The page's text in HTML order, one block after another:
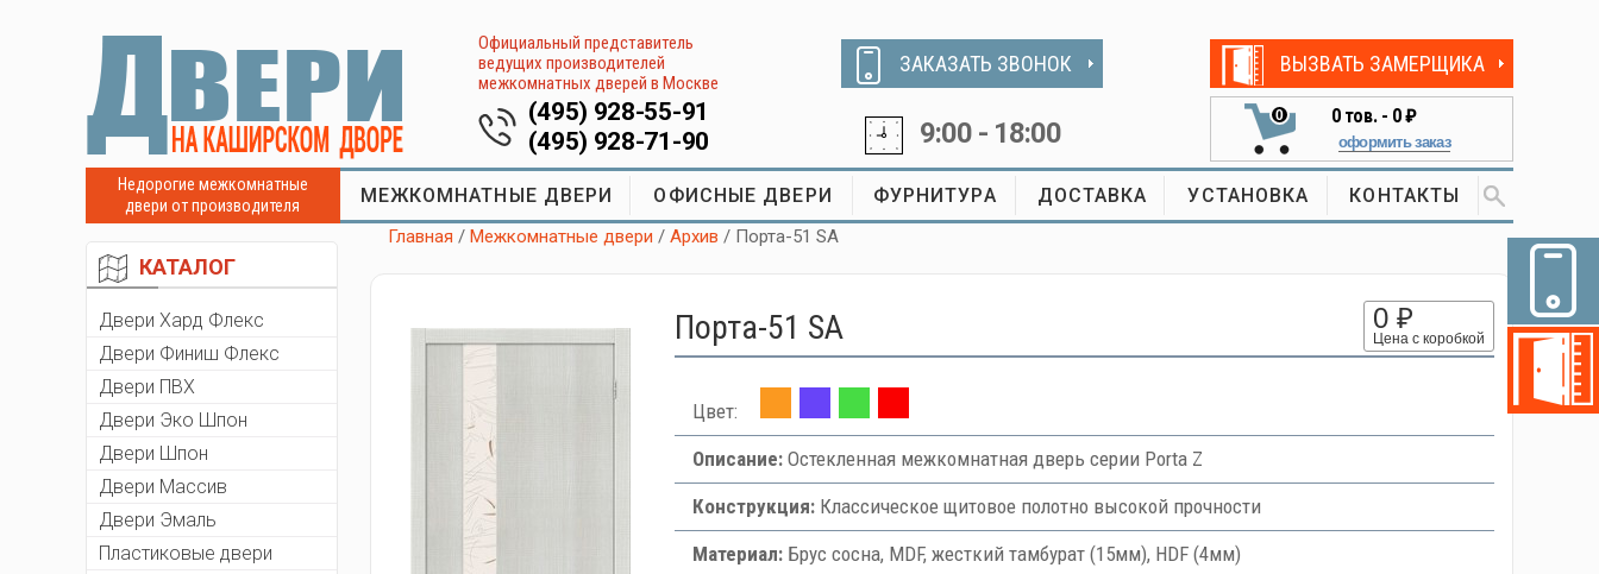
Официальный представитель
ведущих производителей
межкомнатных дверей в Москве
(495) 928-55-91
(495) 928-71-90
ЗАКАЗАТЬ ЗВОНОК
9:00 - 18:00
ВЫЗВАТЬ ЗАМЕРЩИКА
0 0тов. - 0 ₽
оформить заказ
Недорогие межкомнатные
двери от производителя
МЕЖКОМНАТНЫЕ ДВЕРИ ОФИСНЫЕ ДВЕРИ ФУРНИТУРА ДОСТАВКА УСТАНОВКА КОНТАКТЫ
КАТАЛОГ
Двери Хард Флекс
Двери Финиш Флекс
Двери ПВХ
Двери Эко Шпон
Двери Шпон
Двери Массив
Двери Эмаль
Пластиковые двери
Главная /Межкомнатные двери /Архив / Порта-51 SA
Порта-51 SA 0 ₽
Цена с коробкой
Цвет:
Описание:Остекленная межкомнатная дверь серии Porta Z
Конструкция:Классическое щитовое полотно высокой прочности
Материал:Брус сосна, MDF, жесткий тамбурат (15мм), HDF (4мм)